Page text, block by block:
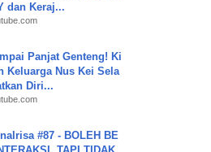
dan Keraj...
Panjat Genteng! Ki
Keluarga Nus Kei Sela
Diri...
#87 - BOLEH BE